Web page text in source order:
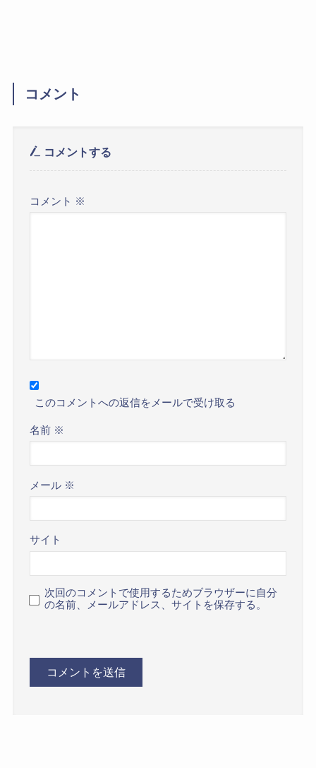
コメント
コメントする
コメント ※
このコメントへの返信をメールで受け取る
名前 ※
メール ※
サイト
次回のコメントで使用するためブラウザーに自分
の名前、メールアドレス、サイトを保存する。